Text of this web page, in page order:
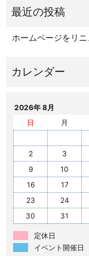
ホームページをリニ
2026年 8月
日
月
2
3
9
10
16
17
23
24
30
31
定休日
イベント開催日